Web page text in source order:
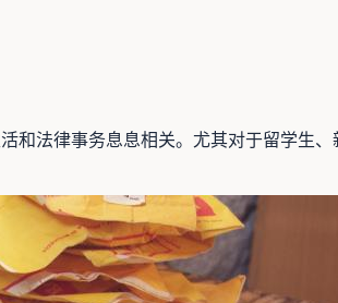
法律事务息息相关。尤其对于留学生